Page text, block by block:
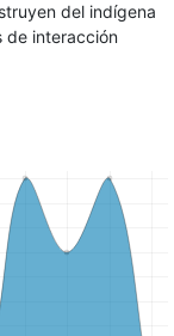
del indígena
de interacción